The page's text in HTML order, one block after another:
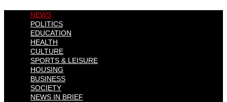
NEWS
POLITICS
EDUCATION
HEALTH
CULTURE
SPORTS & LEISURE
HOUSING
BUSINESS
SOCIETY
NEWS IN BRIEF